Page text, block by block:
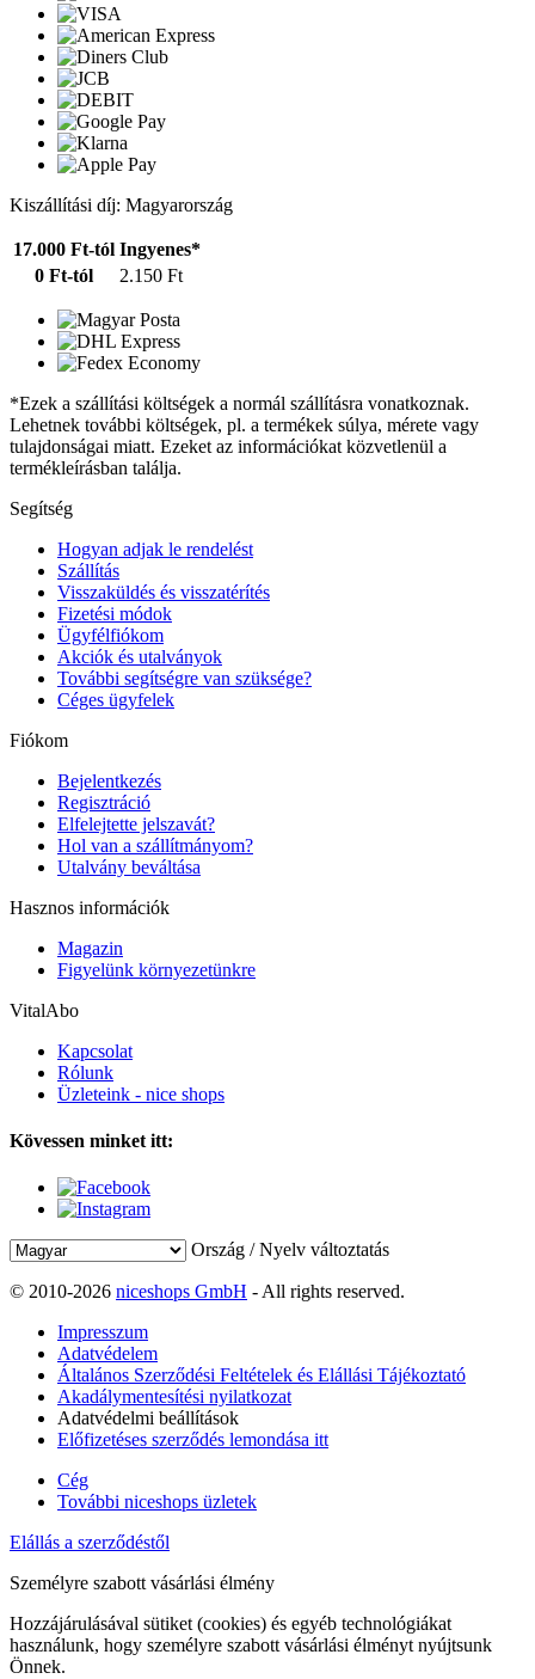
Kiszállítási díj: Magyarország
17.000 Ft-tól Ingyenes*
0 Ft-tól
2.150 Ft
*Ezek a szállítási költségek a normál szállításra vonatkoznak.
Lehetnek további költségek, pl. a termékek súlya, mérete vagy
tulajdonságai miatt. Ezeket az információkat közvetlenül a
termékleírásban találja.
Segítség
Hogyan adjak le rendelést
Szállítás
Visszaküldés és visszatérítés
Fizetési módok
Ügyfélfiókom
Akciók és utalványok
További segítségre van szüksége?
Céges ügyfelek
Fiókom
Bejelentkezés
Regisztráció
Elfelejtette jelszavát?
Hol van a szállítmányom?
Utalvány beváltása
Hasznos információk
Magazin
Figyelünk környezetünkre
VitalAbo
Kapcsolat
Rólunk
Üzleteink - nice shops
Kövessen minket itt:
Ország / Nyelv változtatás
© 2010-2026 niceshops GmbH - All rights reserved.
Impresszum
Adatvédelem
Általános Szerződési Feltételek és Elállási Tájékoztató
Akadálymentesítési nyilatkozat
Adatvédelmi beállítások
Előfizetéses szerződés lemondása itt
Cég
További niceshops üzletek
Elállás a szerződéstől
Személyre szabott vásárlási élmény
Hozzájárulásával sütiket (cookies) és egyéb technológiákat
használunk, hogy személyre szabott vásárlási élményt nyújtsunk
Önnek.